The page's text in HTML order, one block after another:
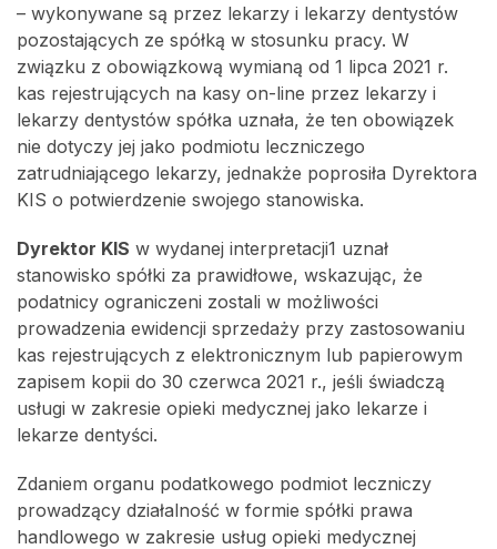
– wykonywane są przez lekarzy i lekarzy dentystów
pozostających ze spółką w stosunku pracy. W
związku z obowiązkową wymianą od 1 lipca 2021 r.
kas rejestrujących na kasy on-line przez lekarzy i
lekarzy dentystów spółka uznała, że ten obowiązek
nie dotyczy jej jako podmiotu leczniczego
zatrudniającego lekarzy, jednakże poprosiła Dyrektora
KIS o potwierdzenie swojego stanowiska.
Dyrektor KIS w wydanej interpretacji1 uznał
stanowisko spółki za prawidłowe, wskazując, że
podatnicy ograniczeni zostali w możliwości
prowadzenia ewidencji sprzedaży przy zastosowaniu
kas rejestrujących z elektronicznym lub papierowym
zapisem kopii do 30 czerwca 2021 r., jeśli świadczą
usługi w zakresie opieki medycznej jako lekarze i
lekarze dentyści.
Zdaniem organu podatkowego podmiot leczniczy
prowadzący działalność w formie spółki prawa
handlowego w zakresie usług opieki medycznej